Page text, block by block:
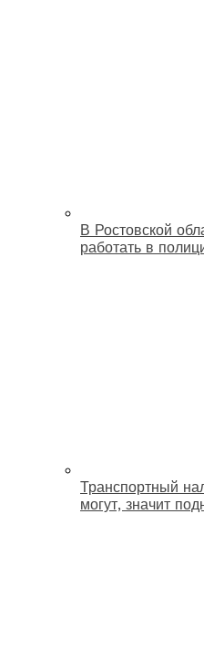
В Ростовской
работать в
Транспортный
могут, значит